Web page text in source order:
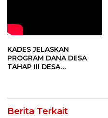
KADES JELASKAN
PROGRAM DANA DESA
TAHAP III DESA
Berita Terkait